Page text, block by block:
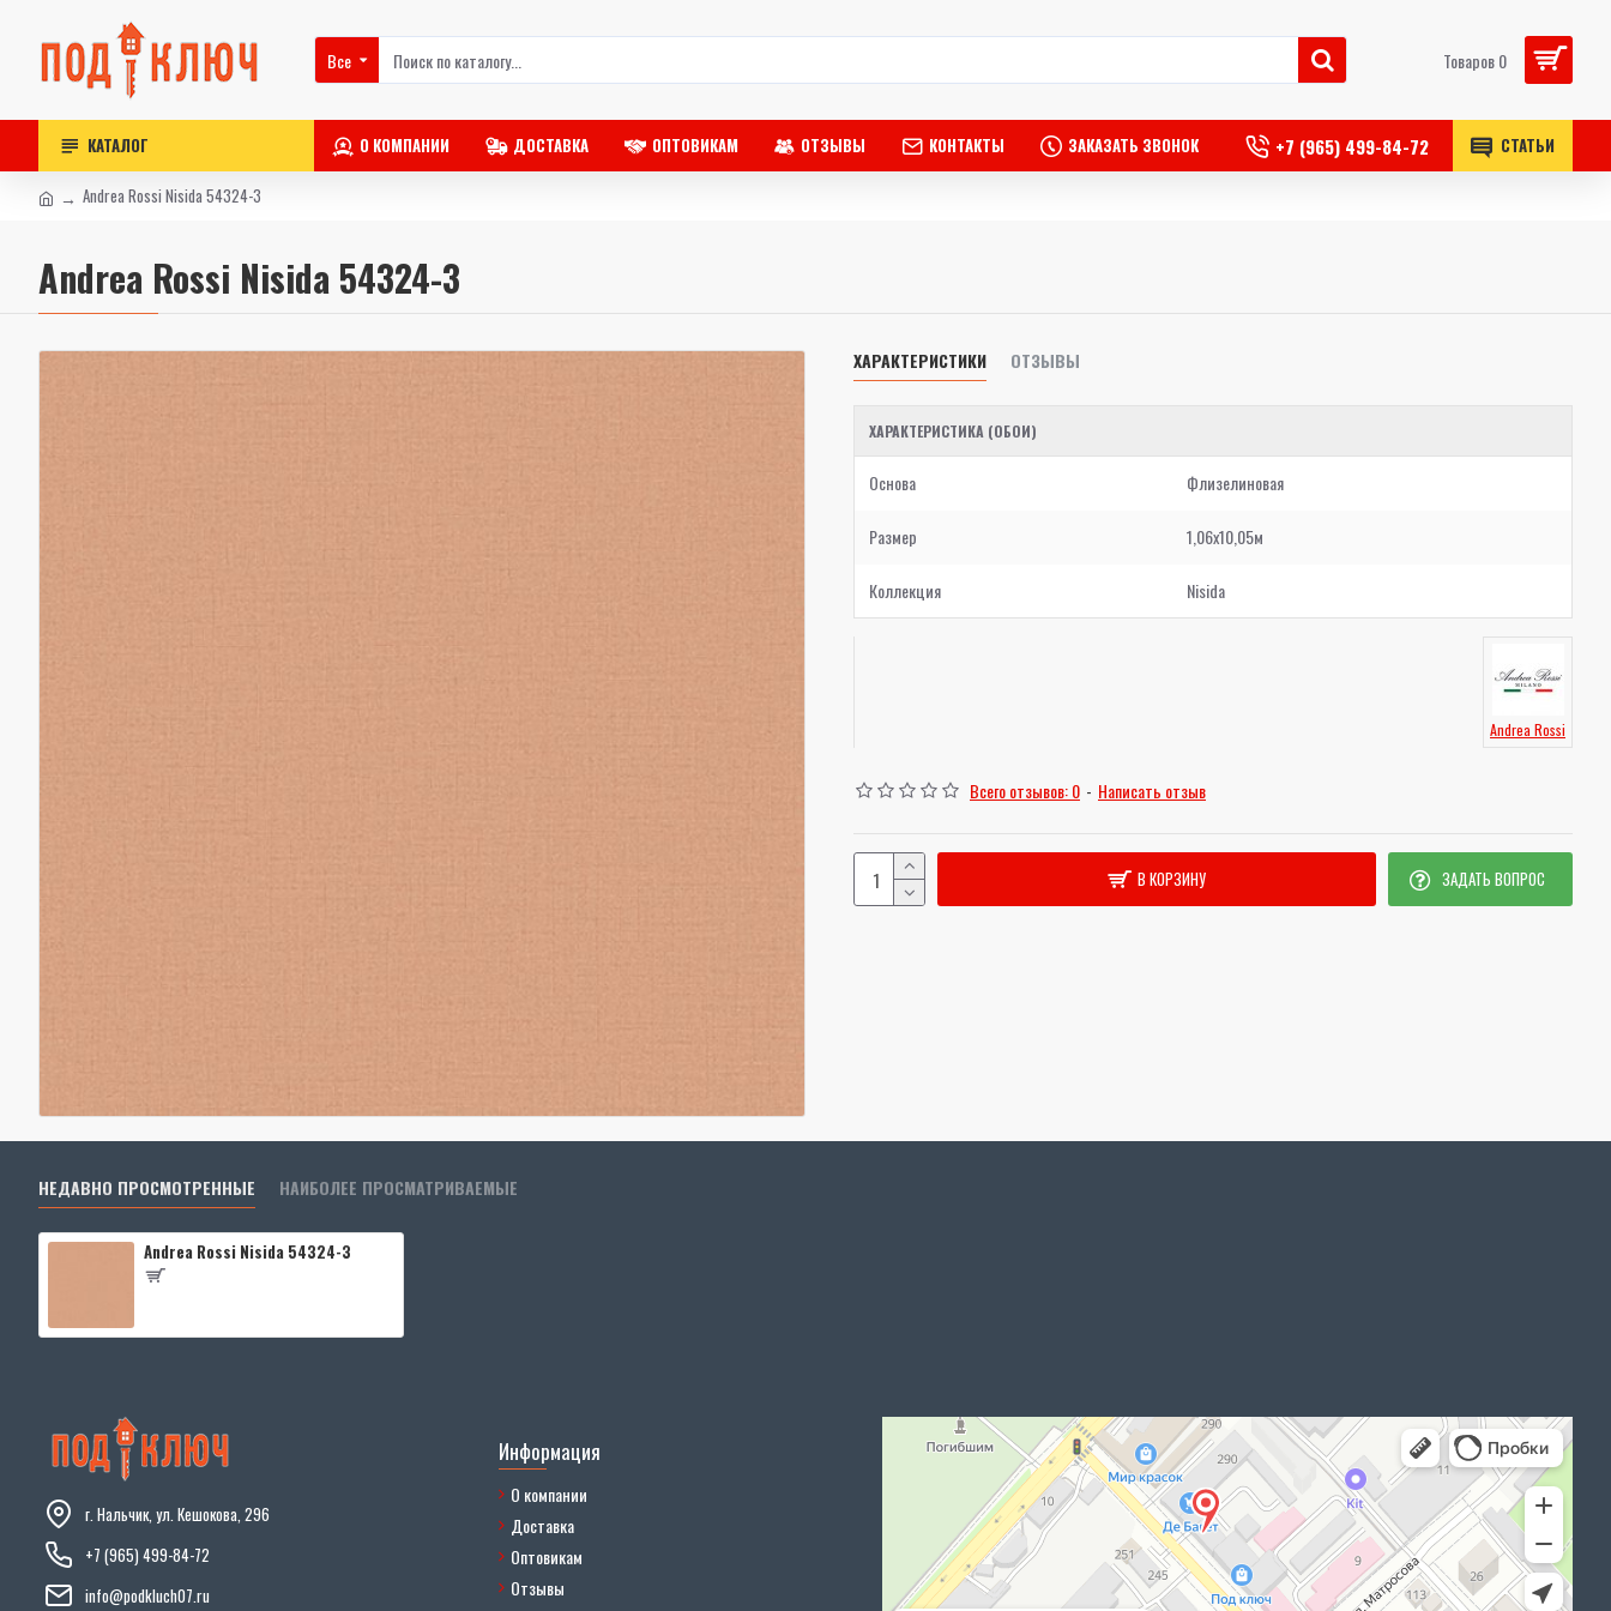
Все Товаров 0
КАТАЛОГ О КОМПАНИИ ДОСТАВКА ОПТОВИКАМ ОТЗЫВЫ КОНТАКТЫ ЗАКАЗАТЬ ЗВОНОК +7 (965) 499-84-72 СТАТЬИ
Andrea Rossi Nisida 54324-3
Andrea Rossi Nisida 54324-3
ХАРАКТЕРИСТИКИ ОТЗЫВЫ
ХАРАКТЕРИСТИКА (ОБОИ)
Основа Флизелиновая
Размер 1,06x10,05м
Коллекция Nisida
Andrea Rossi
Всего отзывов: 0 - Написать отзыв
В КОРЗИНУ ЗАДАТЬ ВОПРОС
НЕДАВНО ПРОСМОТРЕННЫЕ НАИБОЛЕЕ ПРОСМАТРИВАЕМЫЕ
Andrea Rossi Nisida 54324-3
г. Нальчик, ул. Кешокова, 296
+7 (965) 499-84-72
info@podkluch07.ru
Информация
О компании
Доставка
Оптовикам
Отзывы